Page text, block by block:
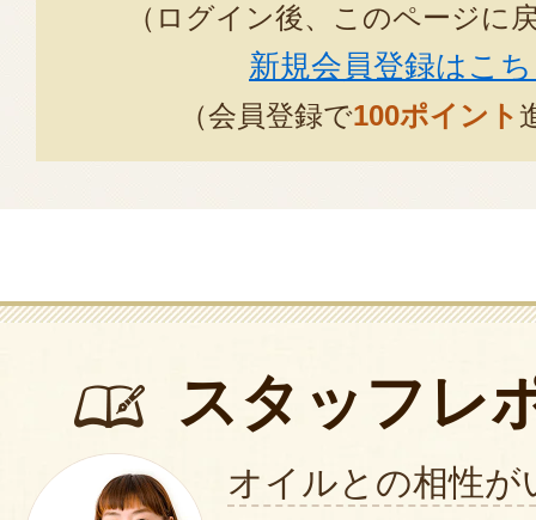
（ログイン後、このページに
新規会員登録はこ
（会員登録で100ポイント
スタッフレ
オイルとの相性が